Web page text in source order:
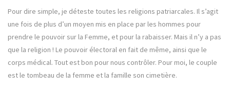
Pour dire simple, je déteste toutes les religions patriarcales. Il s’agit
une fois de plus d’un moyen mis en place par les hommes pour
prendre le pouvoir sur la Femme, et pour la rabaisser. Mais il n’y a pas
que la religion ! Le pouvoir électoral en fait de même, ainsi que le
corps médical. Tout est bon pour nous contrôler. Pour moi, le couple
est le tombeau de la femme et la famille son cimetière.